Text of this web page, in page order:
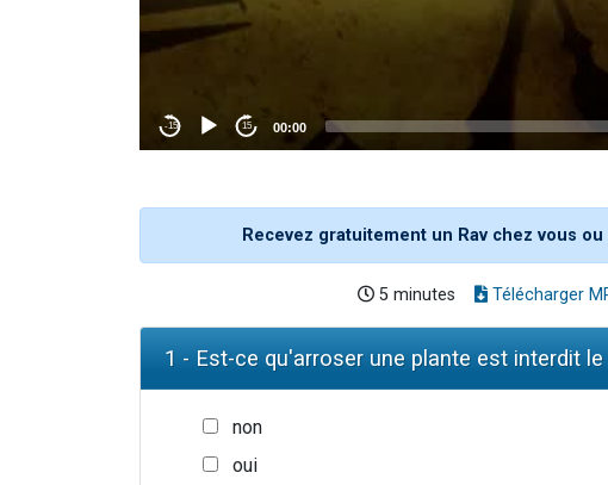
Recevez gratuitement un Rav chez vous
5 minutes Télécharger
1 - Est-ce qu'arroser une plante est interdit le
non
oui